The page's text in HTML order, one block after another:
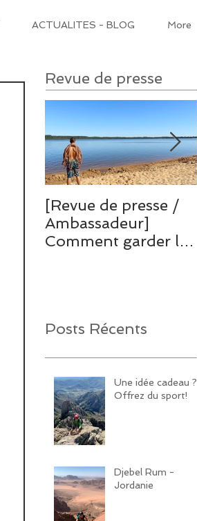
ACTUALITES - BLOG More
Revue de presse
[Revue de presse /
Ambassadeur]
Comment garder la
Posts Récents
Une idée cadeau ?
Offrez du sport!
Djebel Rum -
Jordanie